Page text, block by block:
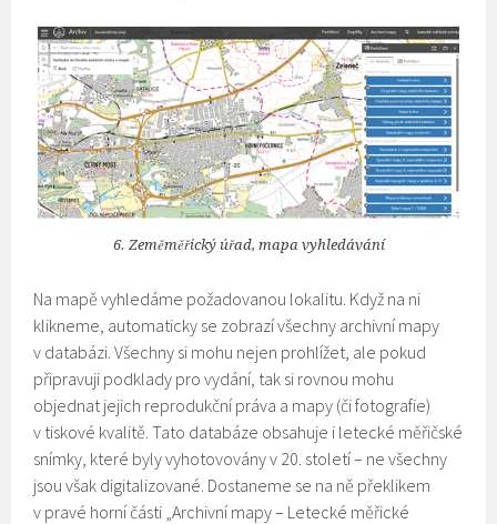
6. Zeměměřický úřad, mapa vyhledávání
Na mapě vyhledáme požadovanou lokalitu. Když na ni
klikneme, automaticky se zobrazí všechny archivní mapy
v databázi. Všechny si mohu nejen prohlížet, ale pokud
připravuji podklady pro vydání, tak si rovnou mohu
objednat jejich reprodukční práva a mapy (či fotografie)
v tiskové kvalitě. Tato databáze obsahuje i letecké měřičské
snímky, které byly vyhotovovány v 20. století – ne všechny
jsou však digitalizované. Dostaneme se na ně překlikem
v pravé horní části „Archivní mapy – Letecké měřické